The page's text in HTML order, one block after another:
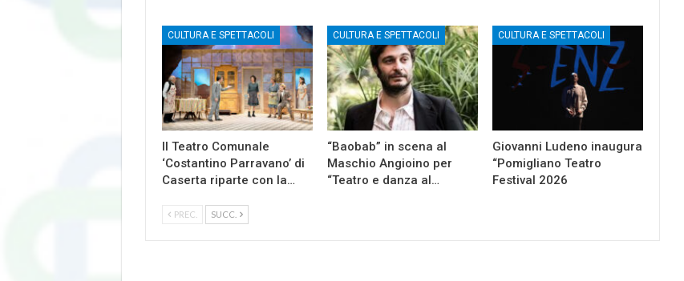
CULTURA E SPETTACOLI
Il Teatro Comunale
‘Costantino Parravano’ di
Caserta riparte con la…
CULTURA E SPETTACOLI
“Baobab” in scena al
Maschio Angioino per
“Teatro e danza al…
CULTURA E SPETTACOLI
Giovanni Ludeno inaugura
“Pomigliano Teatro
Festival 2026
PREC. SUCC.